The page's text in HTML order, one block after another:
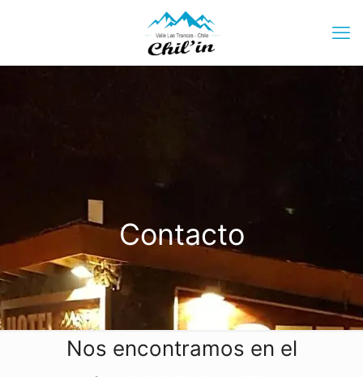
Contacto
Nos encontramos en el